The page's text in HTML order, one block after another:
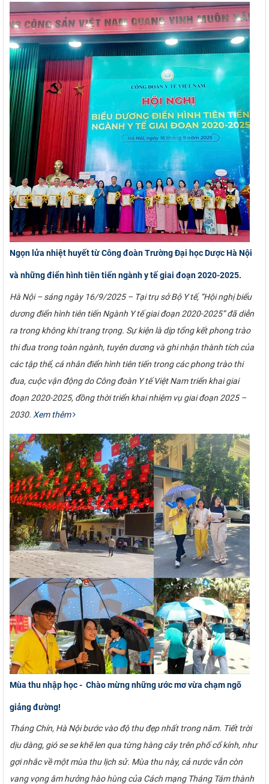
Ngọn lửa nhiệt huyết từ Công đoàn Trường Đại học Dược Hà Nội
và những điển hình tiên tiến ngành y tế giai đoạn 2020-2025.
Hà Nội – sáng ngày 16/9/2025 – Tại trụ sở Bộ Y tế, “Hội nghị biểu
dương điển hình tiên tiến Ngành Y tế giai đoạn 2020-2025” đã diễn
ra trong không khí trang trọng. Sự kiện là dịp tổng kết phong trào
thi đua trong toàn ngành, tuyên dương và ghi nhận thành tích của
các tập thể, cá nhân điển hình tiên tiến trong các phong trào thi
đua, cuộc vận động do Công đoàn Y tế Việt Nam triển khai giai
đoạn 2020-2025, đồng thời triển khai nhiệm vụ giai đoạn 2025 –
2030. Xem thêm
Mùa thu nhập học - Chào mừng những ước mơ vừa chạm ngõ
giảng đường!
Tháng Chín, Hà Nội bước vào độ thu đẹp nhất trong năm. Tiết trời
dịu dàng, gió se se khẽ len qua từng hàng cây trên phố cổ kính, như
gợi nhắc về một mùa thu lịch sử. Mùa thu này, cả nước vẫn còn
vang vọng âm hưởng hào hùng của Cách mạng Tháng Tám thành